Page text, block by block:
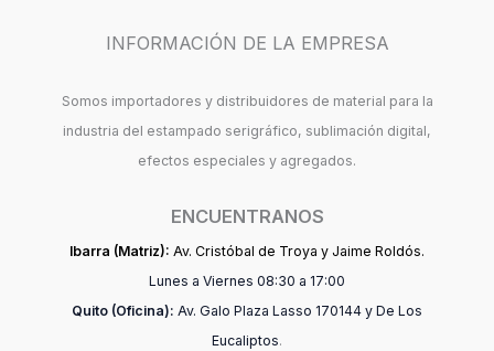
INFORMACIÓN DE LA EMPRESA
Somos importadores y distribuidores de material para la
industria del estampado serigráfico, sublimación digital,
efectos especiales y agregados.
ENCUENTRANOS
Ibarra (Matriz): Av. Cristóbal de Troya y Jaime Roldós.
Lunes a Viernes 08:30 a 17:00
Quito (Oficina): Av. Galo Plaza Lasso 170144 y De Los
Eucaliptos.